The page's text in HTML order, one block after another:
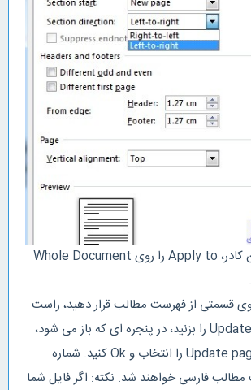
۳- در قسمت پایین کادر، Apply to را روی Whole Document
روی قسمتی از فهرست مطالب قرار دهید، راست
کلیک کنید، Update Field را بزنید، در پنجره ای که باز می شود،
Update page numbers only را انتخاب و Ok کنید. شماره
فارسی خواهند شد. نکته: اگر فایل شما